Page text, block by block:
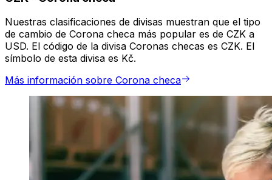
Nuestras clasificaciones de divisas muestran que el tipo
de cambio de Corona checa más popular es de CZK a
USD. El código de la divisa Coronas checas es CZK. El
símbolo de esta divisa es Kč.
Más información sobre Corona checa